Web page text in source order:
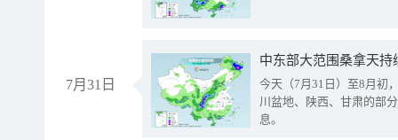
7月31日
中东部大范围桑拿天
今天（7月31日）至8月初
川盆地、陕西、甘肃的部
息。